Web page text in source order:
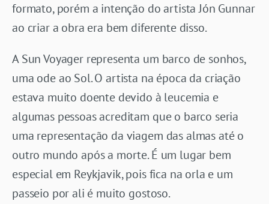
formato, porém a intenção do artista Jón Gunnar
ao criar a obra era bem diferente disso.
A Sun Voyager representa um barco de sonhos,
uma ode ao Sol. O artista na época da criação
estava muito doente devido à leucemia e
algumas pessoas acreditam que o barco seria
uma representação da viagem das almas até o
outro mundo após a morte. É um lugar bem
especial em Reykjavik, pois fica na orla e um
passeio por ali é muito gostoso.